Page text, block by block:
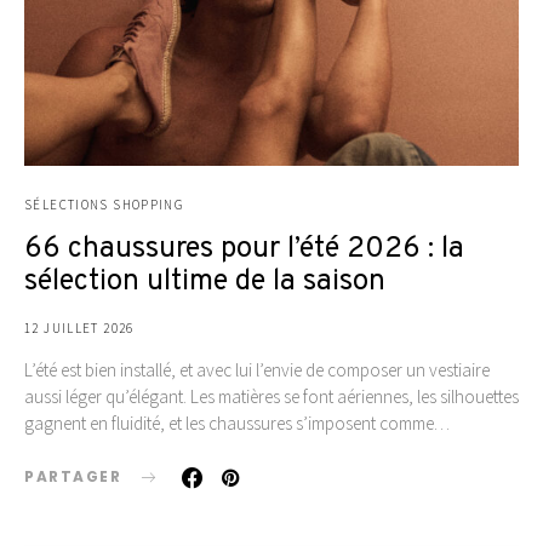
SÉLECTIONS SHOPPING
66 chaussures pour l’été 2026 : la
sélection ultime de la saison
12 JUILLET 2026
L’été est bien installé, et avec lui l’envie de composer un vestiaire
aussi léger qu’élégant. Les matières se font aériennes, les silhouettes
gagnent en fluidité, et les chaussures s’imposent comme…
PARTAGER